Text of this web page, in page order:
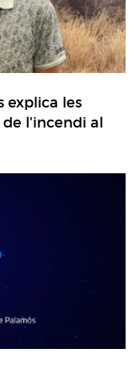
explica les
de l'incendi al